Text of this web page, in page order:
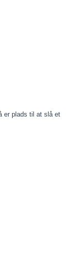
er plads til at slå et